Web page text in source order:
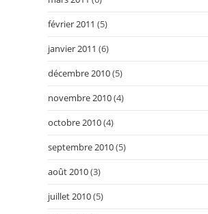
février 2011 (5)
janvier 2011 (6)
décembre 2010(5)
novembre 2010(4)
octobre 2010(4)
septembre 2010(5)
août 2010(3)
juillet 2010(5)